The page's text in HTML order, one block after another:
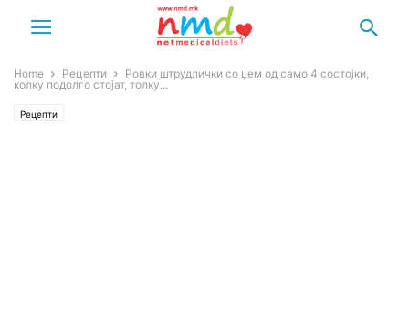
Home Рецепти
Ровки штрудлички со џем од само 4 состојки,
колку подолго стојат, толку...
Рецепти